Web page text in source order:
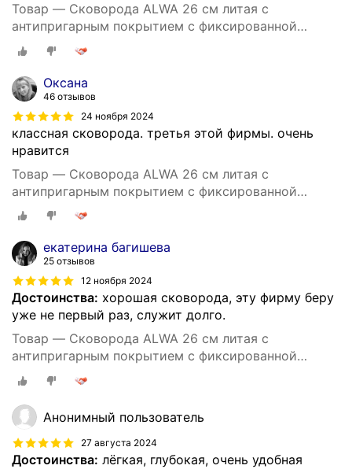
Товар — Cковорода ALWA 26 см литая с
антипригарным покрытием с фиксированной
ручкой цвет мрамор
Оксана
46 отзывов
24 ноября 2024
классная сковорода. третья этой фирмы. очень
нравится
Товар — Cковорода ALWA 26 см литая с
антипригарным покрытием с фиксированной
ручкой цвет мрамор
екатерина багишева
25 отзывов
12 ноября 2024
Достоинства: хорошая сковорода, эту фирму беру
уже не первый раз, служит долго.
Товар — Cковорода ALWA 26 см литая с
антипригарным покрытием с фиксированной
ручкой цвет мрамор
Анонимный пользователь
27 августа 2024
Достоинства: лёгкая, глубокая, очень удобная